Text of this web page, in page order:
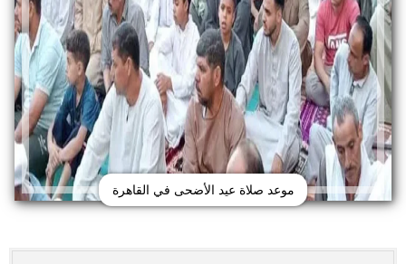
موعد صلاة عيد الأضحى في القاهرة